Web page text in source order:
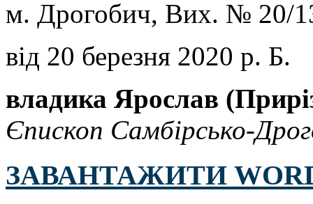
м. Дрогобич, Вих. № 20/
від 20 березня 2020 р. Б.
владика Ярослав
Єпископ Самбірсько-
ЗАВАНТАЖИТИ